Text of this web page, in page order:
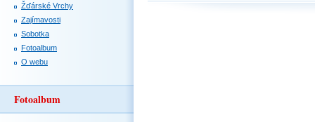
Žďárské Vrchy
Zajímavosti
Sobotka
Fotoalbum
O webu
Fotoalbum